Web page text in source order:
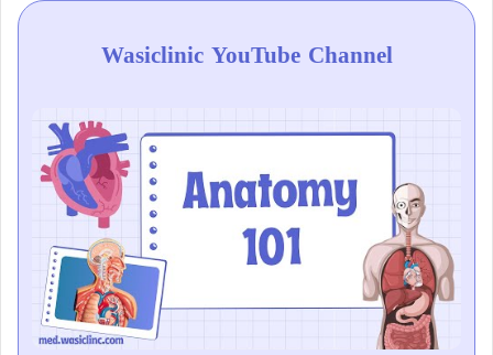
Wasiclinic YouTube Channel